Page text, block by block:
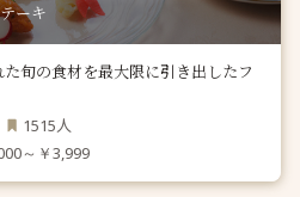
ーキ
た旬の食材を最大限に引き出したフ
1515人
～￥3,999